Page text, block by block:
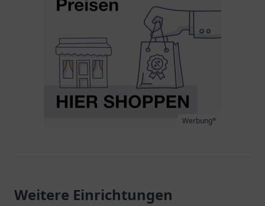
Werbung*
Weitere Einrichtungen